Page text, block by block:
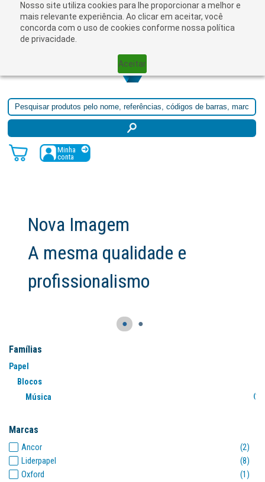
Nosso site utiliza cookies para lhe proporcionar a melhor e
mais relevante experiência. Ao clicar em aceitar, você
concorda com o uso de cookies conforme nossa política
de privacidade.
Aceitar
Minha
conta
● ●
Famílias
Papel
Blocos
Música
(13)
Marcas
Ancor
(2)
Liderpapel
(8)
Oxford
(1)